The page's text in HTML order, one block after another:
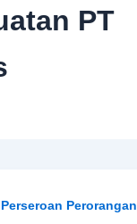
PT
Perorangan